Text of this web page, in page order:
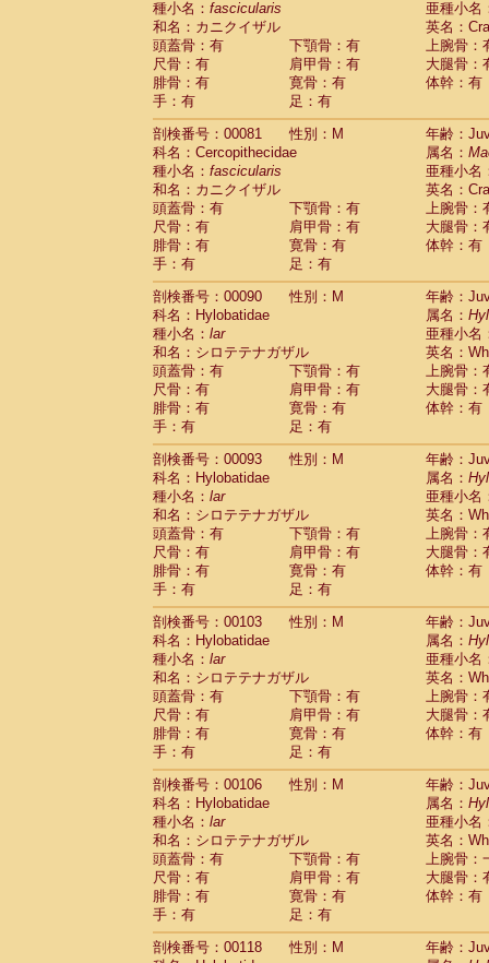
Cercopithecidae
Trachypithecus
Cercopithecidae
Trachypithecus
CercopithecidaeTrachypithecus
CercopithecidaeColobinae spp.(0)
CercopithecidaePresbytesinaespp.(0)
CercopithecidaeCercopithecidae
HylobatidaeHoolock hoolock(0)
HylobatidaeHylobates agilis
HylobatidaeHylobates klossii (0)
Hylobatidae
HylobatidaeHylobates moloch(0)
Hylobatidae Hylobates muelleri(0)
HylobatidaeHylobates pileatus(2)
Hylobatidae Hylobates
HylobatidaeHylobateshybrid(0)
HylobatidaeNomascus concolor(0)
Hylobatidae
Symphalangus
Hominidae
(0)
HominidaePan troglodytes
Hominidae Gorilla gorilla beringei(0)
Hominidae Gorilla gorilla gorilla(0)
Primates misc.(0)
Scandentia Dendrogale melanura
Scandentia Ptilocercus lowii
Scandentia
Scandentia
ScandentiaTupaia minor
種小名： fascicularis
亜種小名
和名：カニクイザル
英名：
頭蓋骨：有
下顎骨：有
上腕骨：
尺骨：有
肩甲骨：有
大腿骨：
腓骨：有
寛骨：有
体幹：有
手：有
足：有
剖検番号：00081
性別：M
年齢：
科名：Cercopithecidae
属名：
種小名： fascicularis
亜種小名
和名：カニクイザル
英名：
頭蓋骨：有
下顎骨：有
上腕骨：
尺骨：有
肩甲骨：有
大腿骨：
腓骨：有
寛骨：有
体幹：有
手：有
足：有
剖検番号：00090
性別：M
年齢：
科名：Hylobatidae
属名：
種小名： lar
亜種小名
和名：シロテテナガザル
英名：
頭蓋骨：有
下顎骨：有
上腕骨：
尺骨：有
肩甲骨：有
大腿骨：
腓骨：有
寛骨：有
体幹：有
手：有
足：有
剖検番号：00093
性別：M
年齢：
科名：Hylobatidae
属名：
種小名： lar
亜種小名
和名：シロテテナガザル
英名：
頭蓋骨：有
下顎骨：有
上腕骨：
尺骨：有
肩甲骨：有
大腿骨：
腓骨：有
寛骨：有
体幹：有
手：有
足：有
剖検番号：00103
性別：M
年齢：
科名：Hylobatidae
属名：
種小名： lar
亜種小名
和名：シロテテナガザル
英名：
頭蓋骨：有
下顎骨：有
上腕骨：
尺骨：有
肩甲骨：有
大腿骨：
腓骨：有
寛骨：有
体幹：有
手：有
足：有
剖検番号：00106
性別：M
年齢：
科名：Hylobatidae
属名：
種小名： lar
亜種小名
和名：シロテテナガザル
英名：
頭蓋骨：有
下顎骨：有
上腕骨：
尺骨：有
肩甲骨：有
大腿骨：
腓骨：有
寛骨：有
体幹：有
手：有
足：有
剖検番号：00118
性別：M
年齢：